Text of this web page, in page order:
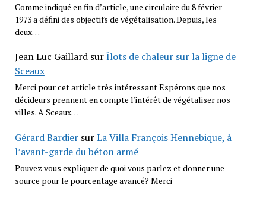
Comme indiqué en fin d’article, une circulaire du 8 février
1973 a défini des objectifs de végétalisation. Depuis, les
deux…
Jean Luc GaillardsurÎlots de chaleur sur la ligne de
Sceaux
Merci pour cet article très intéressant Espérons que nos
décideurs prennent en compte l'intérêt de végétaliser nos
villes. A Sceaux…
Gérard BardiersurLa Villa François Hennebique, à
l’avant-garde du béton armé
Pouvez vous expliquer de quoi vous parlez et donner une
source pour le pourcentage avancé? Merci